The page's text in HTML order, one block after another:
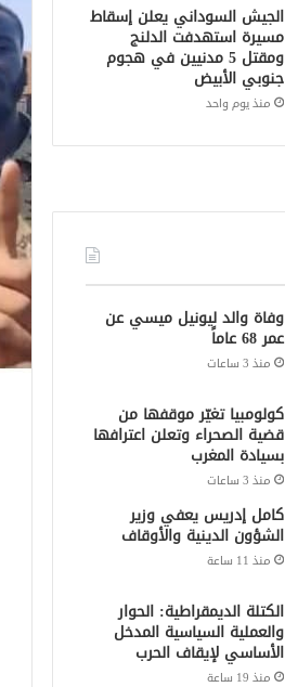
الجيش السوداني يعلن إسقاط
مسيرة استهدفت الدلنج
ومقتل 5 مدنيين في هجوم
جنوبي الأبيض
منذ يوم واحد
وفاة والد ليونيل ميسي عن
عمر 68 عاماً
منذ 3 ساعات
كولومبيا تغيّر موقفها من
قضية الصحراء وتعلن اعترافها
بسيادة المغرب
منذ 3 ساعات
كامل إدريس يعفي وزير
الشؤون الدينية والأوقاف
منذ 11 ساعة
الكتلة الديمقراطية: الحوار
والعملية السياسية المدخل
الأساسي لإيقاف الحرب
منذ 19 ساعة